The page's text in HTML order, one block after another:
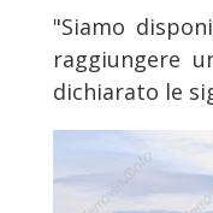
"Siamo
raggiungere
dichiarato le